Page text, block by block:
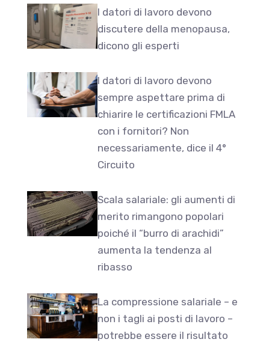
I datori di lavoro devono
discutere della menopausa,
dicono gli esperti
I datori di lavoro devono
sempre aspettare prima di
chiarire le certificazioni FMLA
con i fornitori? Non
necessariamente, dice il 4°
Circuito
Scala salariale: gli aumenti di
merito rimangono popolari
poiché il “burro di arachidi”
aumenta la tendenza al
ribasso
La compressione salariale – e
non i tagli ai posti di lavoro –
potrebbe essere il risultato